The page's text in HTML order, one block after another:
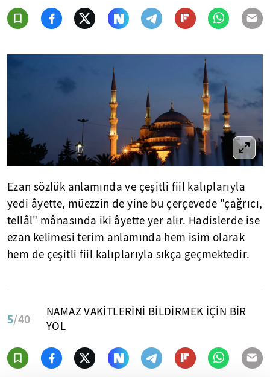
Ezan sözlük anlamında ve çeşitli fiil kalıplarıyla
yedi âyette, müezzin de yine bu çerçevede "çağrıcı,
tellâl" mânasında iki âyette yer alır. Hadislerde ise
ezan kelimesi terim anlamında hem isim olarak
hem de çeşitli fiil kalıplarıyla sıkça geçmektedir.
5/40
NAMAZ VAKİTLERİNİ BİLDİRMEK İÇİN BİR
YOL